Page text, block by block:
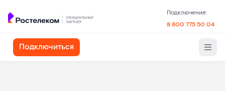
Подключение:
8 800 775 50 04
Подключиться